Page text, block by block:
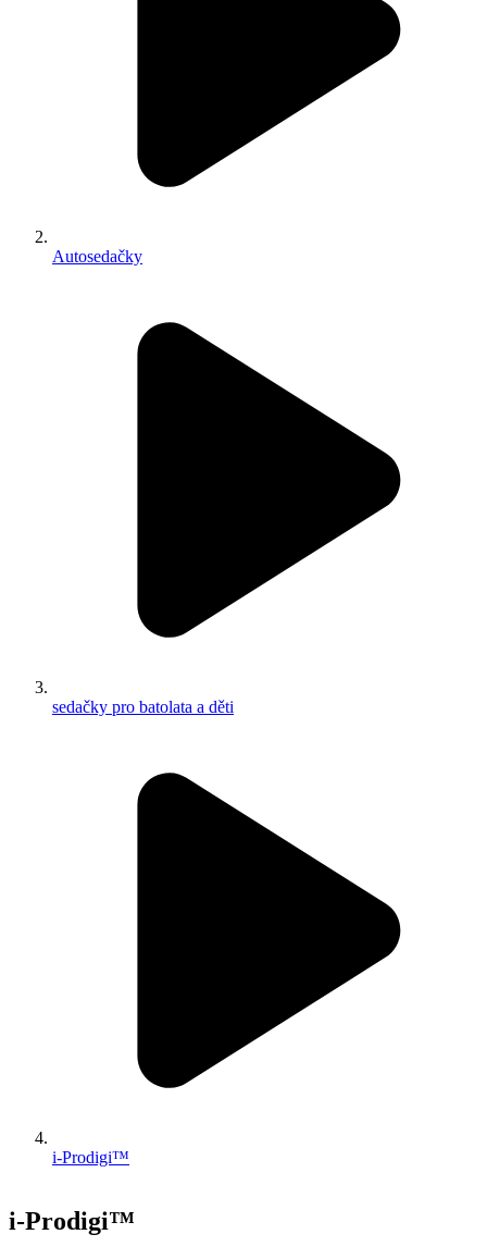
Autosedačky
sedačky pro batolata a děti
i-Prodigi™
i-Prodigi™